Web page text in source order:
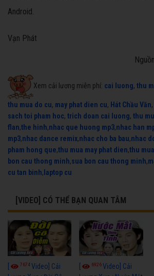
Android.
Vạn Phát
Xem cải lương miễn phí: cai luong, thu
thu mua do cu, may phat dien cu, Hát Chầu Văn,
sach toi pham hoc, trich doan cai luong, thu
flan,the hinh,nhac que huong mp3,nhac han
mp3,nhac dance remix,nhac cho ba bau,nhac
pham hong que,thu mua may phat dien,thu
bon cau thong minh,sua bon cau thong minh,
cu tan binh, laptop cu
[VIDEO] CÓ THỂ BẠN QUAN TÂM
7674Video] Cải
6926Video] Cải